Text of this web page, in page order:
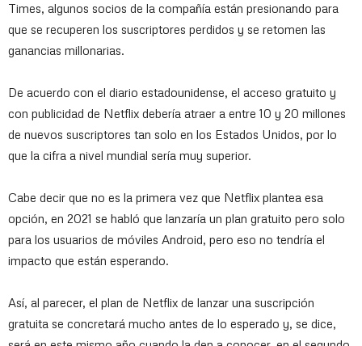
Times, algunos socios de la compañía están presionando para
que se recuperen los suscriptores perdidos y se retomen las
ganancias millonarias.
De acuerdo con el diario estadounidense, el acceso gratuito y
con publicidad de Netflix debería atraer a entre 10 y 20 millones
de nuevos suscriptores tan solo en los Estados Unidos, por lo
que la cifra a nivel mundial sería muy superior.
Cabe decir que no es la primera vez que Netflix plantea esa
opción, en 2021 se habló que lanzaría un plan gratuito pero solo
para los usuarios de móviles Android, pero eso no tendría el
impacto que están esperando.
Así, al parecer, el plan de Netflix de lanzar una suscripción
gratuita se concretará mucho antes de lo esperado y, se dice,